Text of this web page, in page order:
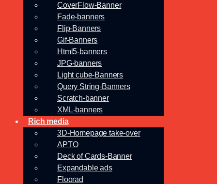
CoverFlow-Banner
Fade-banners
Flip-Banners
Gif-Banners
Html5-banners
JPG-banners
Light cube-Banners
Query String-Banners
Scratch-banner
XML-banners
Rich media
3D-Homepage take-over
APTO
Deck of Cards-Banner
Expandable ads
Floorad